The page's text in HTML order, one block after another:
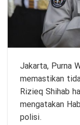
Jakarta, Purna
memastikan
Rizieq Shihab
mengatakan
polisi.